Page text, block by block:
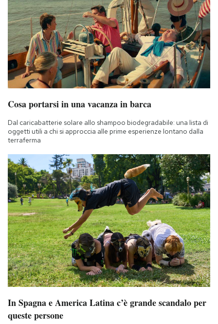
CALENDARIO
AREA PERSONALE
Area Personale
Newsletter
Notifiche mobile
Hai bisogno di aiuto?
Esci
Cosa portarsi in una vacanza in barca
Dal caricabatterie solare allo shampoo biodegradabile: una lista di
oggetti utili a chi si approccia alle prime esperienze lontano dalla
terraferma
In Spagna e America Latina c’è grande scandalo per
queste persone